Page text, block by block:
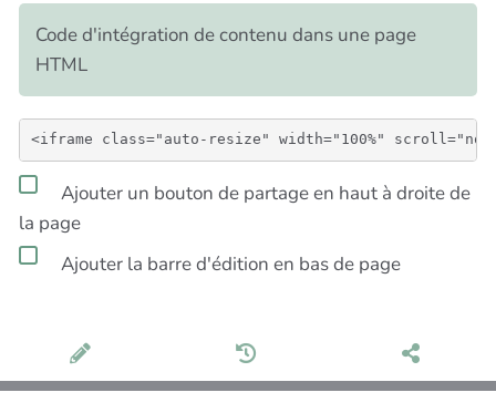
Code d'intégration de contenu dans une page
HTML
Ajouter un bouton de partage en haut à droite de
la page
Ajouter la barre d'édition en bas de page